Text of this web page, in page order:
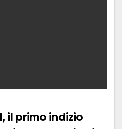
il primo indizio